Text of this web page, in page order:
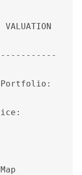
Portfolio: